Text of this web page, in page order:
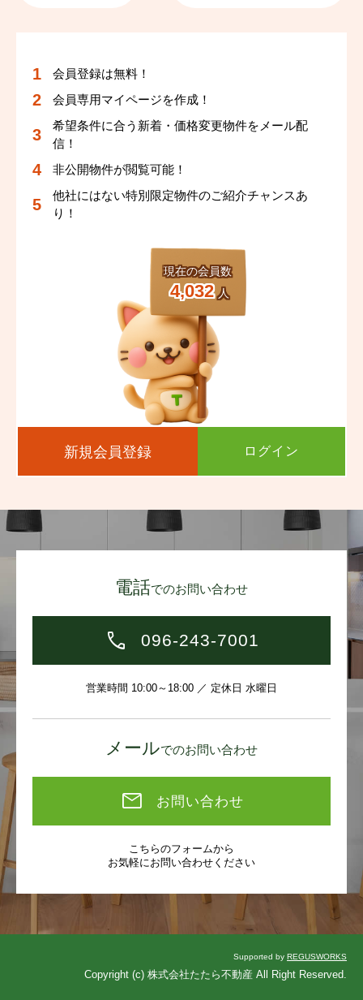
現在の会員数
4,032 人
会員登録は無料！
会員専用マイページを作成！
希望条件に合う新着・価格変更物件をメール配
信！
非公開物件が閲覧可能！
他社にはない特別限定物件のご紹介チャンスあ
り！
新規会員登録 ログイン
電話でのお問い合わせ
096-243-7001
営業時間 10:00～18:00 ／ 定休日 水曜日
メールでのお問い合わせ
お問い合わせ
こちらのフォームから
お気軽にお問い合わせください
Supported by REGUSWORKS
Copyright (c) 株式会社たたら不動産 All Right Reserved.